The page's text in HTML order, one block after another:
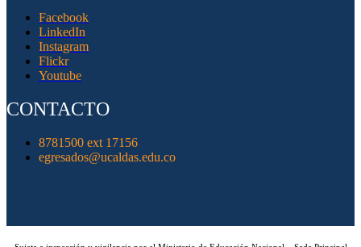
Facebook
LinkedIn
Instagram
Flickr
Youtube
CONTACTO
8781500 ext 17156
egresados@ucaldas.edu.co